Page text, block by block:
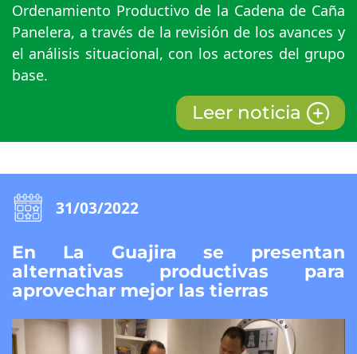
Ordenamiento Productivo de la Cadena de Caña
Panelera, a través de la revisión de los avances y
el análisis situacional, con los actores del grupo
base.
Leer noticia
31/03/2022
En La Guajira se presentan
alternativas productivas para
aprovechar mejor las tierras